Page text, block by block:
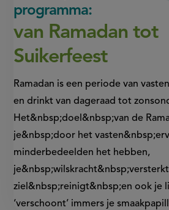
programma:
van Ramadan tot
Suikerfeest
Ramadan is een periode van
en drinkt van dageraad tot
Het&nbsp;doel&nbsp;van de
je&nbsp;door het
minderbedeelden het hebben,
ziel&nbsp;reinigt&nbsp;en ook je
‘verschoont’ immers je